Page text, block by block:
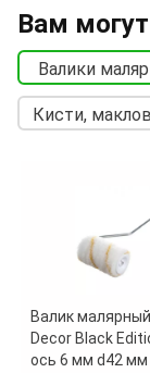
Вам
Валики
Кисти,
Валик
Decor Black
ось 6 мм d42 мм